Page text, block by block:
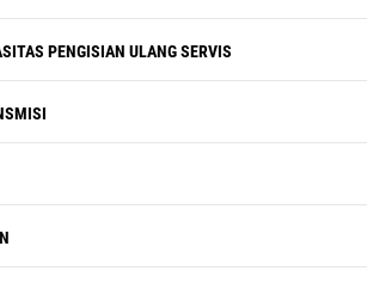
PENGISIAN ULANG SERVIS